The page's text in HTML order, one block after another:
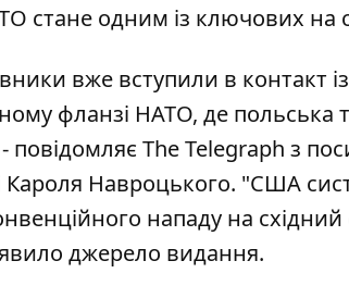
стане одним із ключових на
вже вступили в контакт
фланзі НАТО, де польська
повідомляє The Telegraph з
Кароля Навроцького. "США
нападу на
джерело видання.